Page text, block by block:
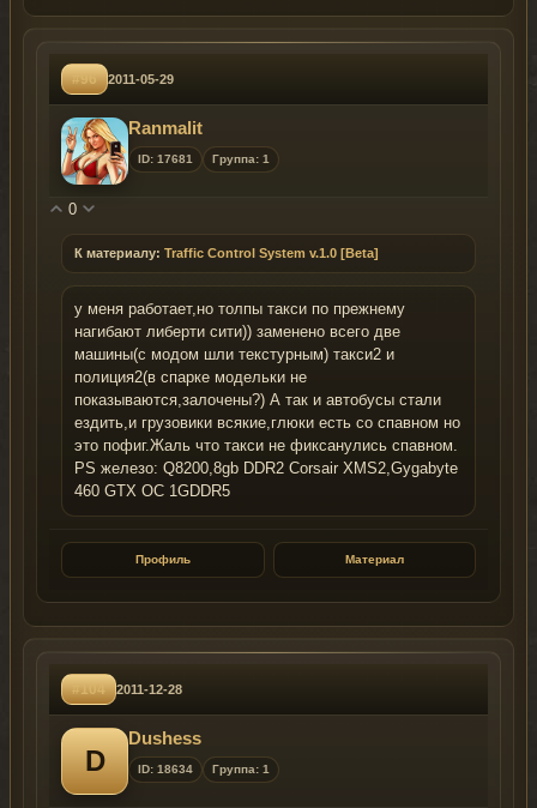
#96 2011-05-29
Ranmalit
ID: 17681 Группа: 1
0
К материалу: Traffic Control System v.1.0 [Beta]
у меня работает,но толпы такси по прежнему
нагибают либерти сити)) заменено всего две
машины(с модом шли текстурным) такси2 и
полиция2(в спарке модельки не
показываются,залочены?) А так и автобусы стали
ездить,и грузовики всякие,глюки есть со спавном но
это пофиг.Жаль что такси не фиксанулись спавном.
PS железо: Q8200,8gb DDR2 Corsair XMS2,Gygabyte
460 GTX OC 1GDDR5
Профиль Материал
#104 2011-12-28
D
Dushess
ID: 18634 Группа: 1